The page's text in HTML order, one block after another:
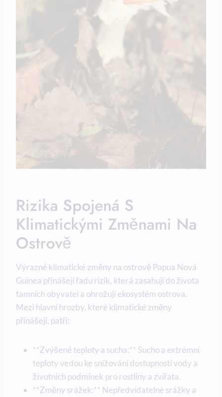
Rizika Spojená S⁣
Klimatickými ⁤změnami Na
Ostrově
Výrazné klimatické změny na ostrově‍ Papua Nová
Guinea‍ přinášejí řadu ⁢rizik, která zasahují do ‍života‌
tamních ⁤obyvatel a ohrožují ⁣ekosystém ostrova.
Mezi hlavní ‌hrozby, které klimatické změny​
přinášejí, patří:
**Zvýšené teploty a⁤ sucha:** Sucho a extrémní
teploty vedou ⁢ke snižování‌ dostupnosti⁤ vody a
životních⁢ podmínek pro rostliny a zvířata.
**Změny ⁢srážek:** Nepředvídatelné srážky a